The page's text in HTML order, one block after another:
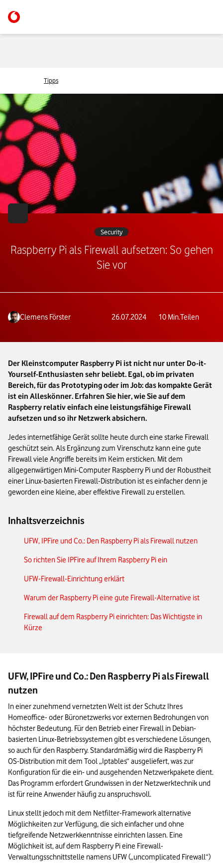
Tipps
Security
Raspberry Pi als Firewall aufsetzen: So gehen
Sie vor
Clemens Förster 26.07.2024 10 Min.Teilen
Der Kleinstcomputer Raspberry Pi ist nicht nur unter Do-it-
Yourself-Enthusiasten sehr beliebt. Egal, ob im privaten
Bereich, für das Prototyping oder im Job: das kompakte Gerät
ist ein Alleskönner. Erfahren Sie hier, wie Sie auf dem
Raspberry relativ einfach eine leistungsfähige Firewall
aufsetzen und so ihr Netzwerk absichern.
Jedes internetfähige Gerät sollte heute durch eine starke Firewall
geschützt sein. Als Ergänzung zum Virenschutz kann eine gute
Firewall viele Angriffe bereits im Keim ersticken. Mit dem
allgegenwärtigen Mini-Computer Raspberry Pi und der Robustheit
einer Linux-basierten Firewall-Distribution ist es einfacher denn je
geworden eine kleine, aber effektive Firewall zu erstellen.
Inhaltsverzeichnis
UFW, IPFire und Co.: Den Raspberry Pi als Firewall nutzen
So richten Sie IPFire auf Ihrem Raspberry Pi ein
UFW-Firewall-Einrichtung erklärt
Warum der Raspberry Pi eine gute Firewall-Alternative ist
Firewall auf dem Raspberry Pi einrichten: Das Wichtigste in
Kürze
UFW, IPFire und Co.: Den Raspberry Pi als Firewall
nutzen
In einer zunehmend vernetzten Welt ist der Schutz Ihres
Homeoffice- oder Büronetzwerks vor externen Bedrohungen von
höchster Bedeutung. Für den Betrieb einer Firewall in Debian-
basierten Linux-Betriebssystemen gibt es verschiedene Lösungen,
so auch für den Raspberry. Standardmäßig wird die Raspberry Pi
OS-Distribution mit dem Tool „Iptables“ ausgeliefert, was zur
Konfiguration für die ein- und ausgehenden Netzwerkpakete dient.
Das Programm erfordert Grundwissen in der Netzwerktechnik und
ist für reine Anwender häufig zu anspruchsvoll.
Linux stellt jedoch mit dem Netfilter-Framework alternative
Möglichkeiten zur Verfügung, die sich einfacher und ohne
tiefgreifende Netzwerkkenntnisse einrichten lassen. Eine
Möglichkeit ist, auf dem Raspberry Pi eine Firewall-
Verwaltungsschnittstelle namens UFW („uncomplicated Firewall“)